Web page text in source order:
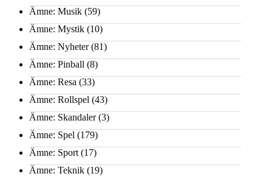
Ämne: Musik (59)
Ämne: Mystik (10)
Ämne: Nyheter(81)
Ämne: Pinball (8)
Ämne: Resa (33)
Ämne: Rollspel (43)
Ämne: Skandaler(3)
Ämne: Spel (179)
Ämne: Sport (17)
Ämne: Teknik (19)